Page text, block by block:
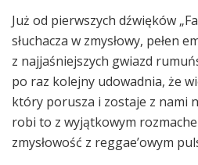
Już od pierwszych dźwięków
słuchacza w zmysłowy, pełen
z najjaśniejszych gwiazd
po raz kolejny udowadnia, że
który porusza i zostaje z nami
robi to z wyjątkowym
zmysłowość z reggae’owym